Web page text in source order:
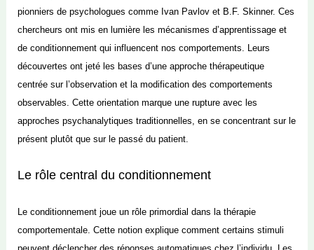
pionniers de psychologues comme Ivan Pavlov et B.F. Skinner. Ces
chercheurs ont mis en lumière les mécanismes d’apprentissage et
de conditionnement qui influencent nos comportements. Leurs
découvertes ont jeté les bases d’une approche thérapeutique
centrée sur l’observation et la modification des comportements
observables. Cette orientation marque une rupture avec les
approches psychanalytiques traditionnelles, en se concentrant sur le
présent plutôt que sur le passé du patient.
Le rôle central du conditionnement
Le conditionnement joue un rôle primordial dans la thérapie
comportementale. Cette notion explique comment certains stimuli